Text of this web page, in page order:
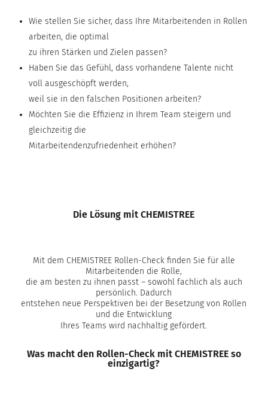
Wie stellen Sie sicher, dass Ihre Mitarbeitenden in Rollen
arbeiten, die optimal
zu ihren Stärken und Zielen passen?
Haben Sie das Gefühl, dass vorhandene Talente nicht
voll ausgeschöpft werden,
weil sie in den falschen Positionen arbeiten?
Möchten Sie die Effizienz in Ihrem Team steigern und
gleichzeitig die
Mitarbeitendenzufriedenheit erhöhen?
Die Lösung mit CHEMISTREE
Mit dem CHEMISTREE Rollen-Check finden Sie für alle
Mitarbeitenden die Rolle,
die am besten zu ihnen passt – sowohl fachlich als auch
persönlich. Dadurch
entstehen neue Perspektiven bei der Besetzung von Rollen
und die Entwicklung
Ihres Teams wird nachhaltig gefördert.
Was macht den Rollen-Check mit CHEMISTREE so
einzigartig?